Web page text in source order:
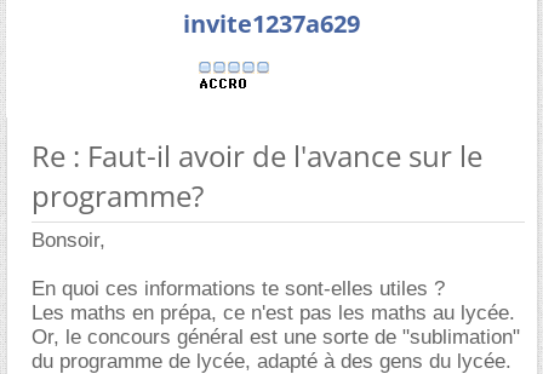
invite1237a629
Re : Faut-il avoir de l'avance sur le
programme?
Bonsoir,
En quoi ces informations te sont-elles utiles ?
Les maths en prépa, ce n'est pas les maths au lycée.
Or, le concours général est une sorte de "sublimation"
du programme de lycée, adapté à des gens du lycée.